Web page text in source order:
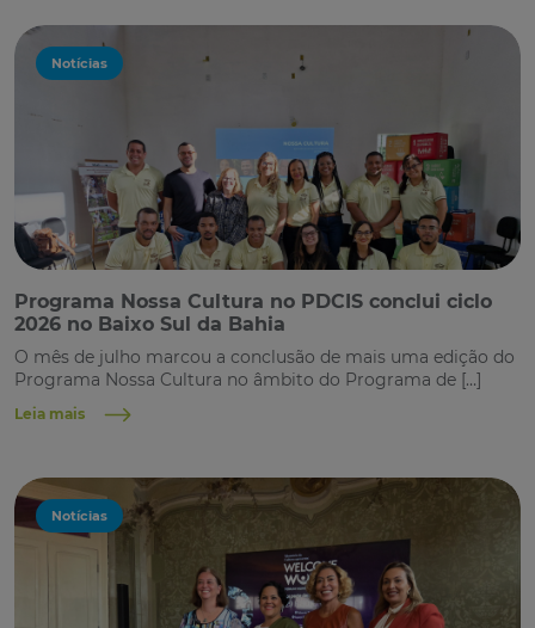
Notícias
Programa Nossa Cultura no PDCIS conclui ciclo
2026 no Baixo Sul da Bahia
O mês de julho marcou a conclusão de mais uma edição do
Programa Nossa Cultura no âmbito do Programa de […]
Leia mais
Notícias